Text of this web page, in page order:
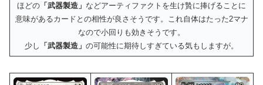
ほどの 「武器製造」 などアーティファクトを生け贄に捧げることに
意味があるカードとの相性が良さそうです。これ自体はたった2マナ
なので小回りも効きそうです。
少し 「武器製造」 の可能性に期待しすぎている気もしますが。